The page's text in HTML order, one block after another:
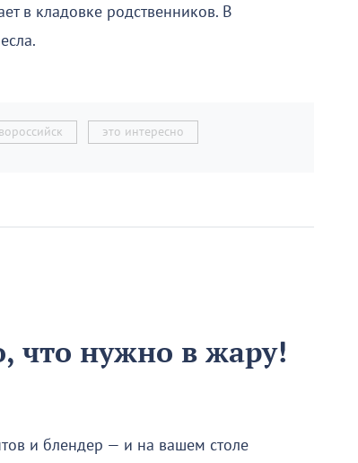
в кладовке родственников. В
это интересно
что нужно в жару!
и блендер — и на вашем столе